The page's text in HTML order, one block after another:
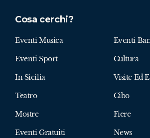
Cosa cerchi?
Eventi Musica Eventi
Eventi Sport Cultura
In Sicilia Visite Ed
Teatro Cibo
Mostre Fiere
Eventi Gratuiti News